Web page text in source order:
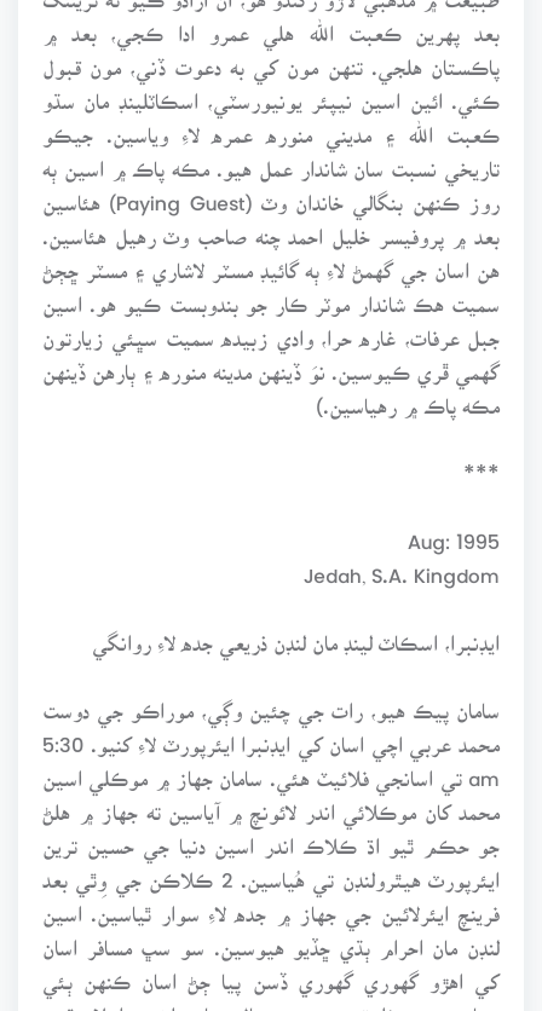
بعد پهرين ڪعبت الله هلي عمرو ادا ڪجي، بعد ۾
پاڪستان هلجي. تنهن مون کي به دعوت ڏني، مون قبول
ڪئي. ائين اسين نيپئر يونيورسٽي، اسڪاٽلينڊ مان سڌو
ڪعبت الله ۽ مديني منوره عمره لاءِ وياسين. جيڪو
تاريخي نسبت سان شاندار عمل هيو. مڪه پاڪ ۾ اسين ٻه
روز ڪنهن بنگالي خاندان وٽ (Paying Guest) هئاسين
بعد ۾ پروفيسر خليل احمد چنه صاحب وٽ رهيل هئاسين.
هن اسان جي گهمڻ لاءِ ٻه گائيڊ مسٽر لاشاري ۽ مسٽر ڇڄڻ
سميت هڪ شاندار موٽر ڪار جو بندوبست ڪيو هو. اسين
جبل عرفات، غاره حرا، وادي زبيده سميت سڀئي زيارتون
گهمي ڦري ڪيوسين. نوَ ڏينهن مدينه منوره ۽ ٻارهن ڏينهن
مڪه پاڪ ۾ رهياسين.)
***
Aug: 1995
ايڊنبرا، اسڪاٽ لينڊ مان لنڊن ذريعي جده لاءِ روانگي
سامان پيڪ هيو، رات جي چئين وڳي، موراڪو جي دوست
am تي اسانجي فلائيٽ هئي. سامان جهاز ۾ موڪلي اسين
محمد کان موڪلائي اندر لائونچ ۾ آياسين ته جهاز ۾ هلڻ
جو حڪم ٿيو اڌ ڪلاڪ اندر اسين دنيا جي حسين ترين
ايئرپورٽ هيٿرولنڊن تي هُياسين. 2 ڪلاڪن جي وِٿي بعد
فرينچ ايئرلائين جي جهاز ۾ جده لاءِ سوار ٿياسين. اسين
لنڊن مان احرام ٻڌي ڇڏيو هيوسين. سو سڀ مسافر اسان
کي اهڙو گهوري گهوري ڏسن پيا ڄڻ اسان ڪنهن ٻئي
سياري جي مخلوق هجون. بهرحال جهاز هلڻ جو اعلان ٿيو.